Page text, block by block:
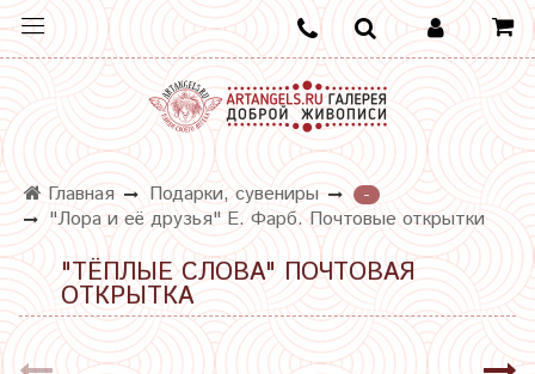
Главная Подарки, сувениры
-
"Лора и её друзья" Е. Фарб. Почтовые открытки
"ТЁПЛЫЕ СЛОВА" ПОЧТОВАЯ
ОТКРЫТКА